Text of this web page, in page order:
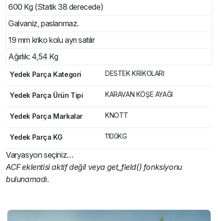
600 Kg (Statik 38 derecede)
Galvaniz, paslanmaz.
19 mm kriko kolu ayrı satılır
Ağırlık: 4,54 Kg
Yedek Parça Kategori DESTEK KRİKOLARI
Yedek Parça Ürün Tipi KARAVAN KÖŞE AYAĞI
Yedek Parça Markalar KNOTT
Yedek Parça KG 1100KG
Varyasyon seçiniz…
ACF eklentisi aktif değil veya get_field() fonksiyonu
bulunamadı.